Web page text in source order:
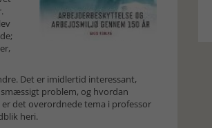
Det er imidlertid interessant,
problem, og hvordan
det overordnede tema i professor
heri.